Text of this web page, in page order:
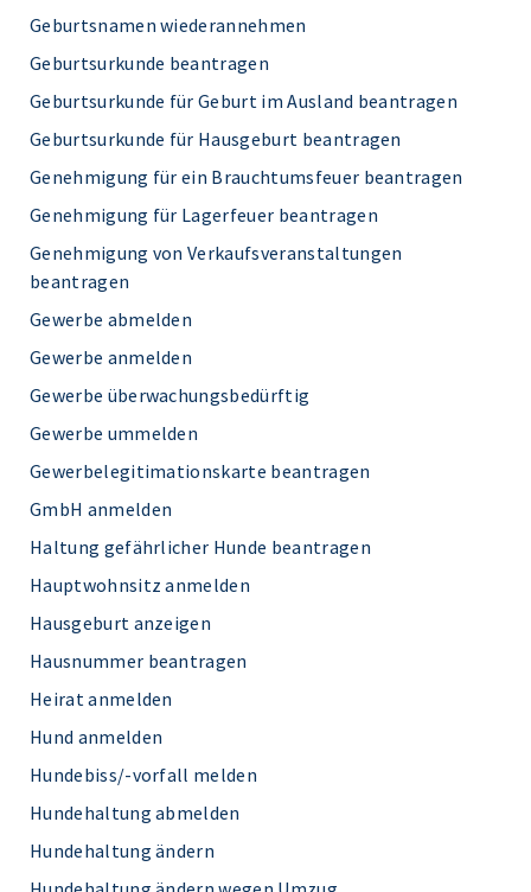
Geburtsnamen wiederannehmen
Geburtsurkunde beantragen
Geburtsurkunde für Geburt im Ausland beantragen
Geburtsurkunde für Hausgeburt beantragen
Genehmigung für ein Brauchtumsfeuer beantragen
Genehmigung für Lagerfeuer beantragen
Genehmigung von Verkaufsveranstaltungen
beantragen
Gewerbe abmelden
Gewerbe anmelden
Gewerbe überwachungsbedürftig
Gewerbe ummelden
Gewerbelegitimationskarte beantragen
GmbH anmelden
Haltung gefährlicher Hunde beantragen
Hauptwohnsitz anmelden
Hausgeburt anzeigen
Hausnummer beantragen
Heirat anmelden
Hund anmelden
Hundebiss/-vorfall melden
Hundehaltung abmelden
Hundehaltung ändern